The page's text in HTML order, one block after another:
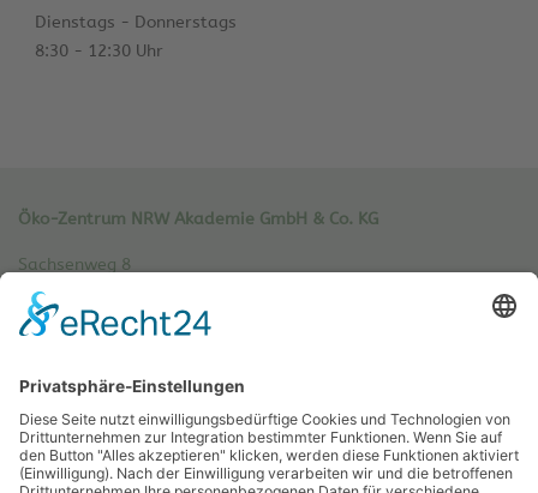
Dienstags - Donnerstags
8:30 - 12:30 Uhr
Öko-Zentrum NRW Akademie GmbH & Co. KG
Sachsenweg 8
59073 Hamm
Tel.: 02381 / 30 220-0
info[at]oe-akademie.de
Vertrag widerrufen